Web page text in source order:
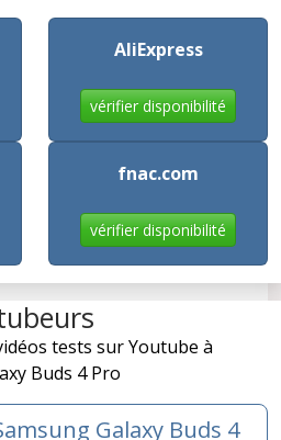
AliExpress
vérifier disponibilité
fnac.com
vérifier disponibilité
tests sur Youtube à
Buds 4 Pro
Galaxy Buds 4